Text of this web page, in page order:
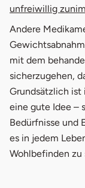
unfreiwillig
Andere
mit dem
sicherzugehen,
Grundsätzlich ist
eine gute Idee –
Bedürfnisse und
es in jedem
Wohlbefinden zu